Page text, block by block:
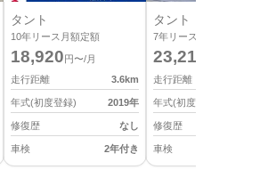
タント
10年リース月額定額
18,920 円〜/月
走行距離
3.6km
年式(初度登録) 2019年
修復歴 なし
車検 2年付き
タント
7年リース月額定額
23,210
走行距離
年式(初度登録)
修復歴
車検